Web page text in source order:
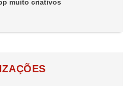
muito criativos